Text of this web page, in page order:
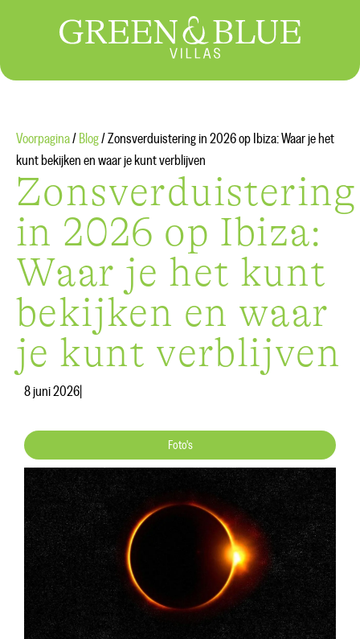
Voorpagina/ Blog/Zonsverduistering in 2026 op Ibiza: Waar je het
kunt bekijken en waar je kunt verblijven
Zonsverduistering
in 2026 op Ibiza:
Waar je het kunt
bekijken en waar
je kunt verblijven
8 juni 2026
Foto's